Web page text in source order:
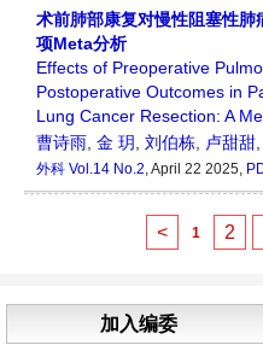
术前肺部康复对慢性阻塞性
项Meta分析
Effects of Preoperative
Postoperative Outcomes in
Lung Cancer Resection: A
曹诗雨 金 玥 刘伯栋 卢甜甜
外科 Vol.14 No.2, April 22 2025,
< 1 2
加入编委